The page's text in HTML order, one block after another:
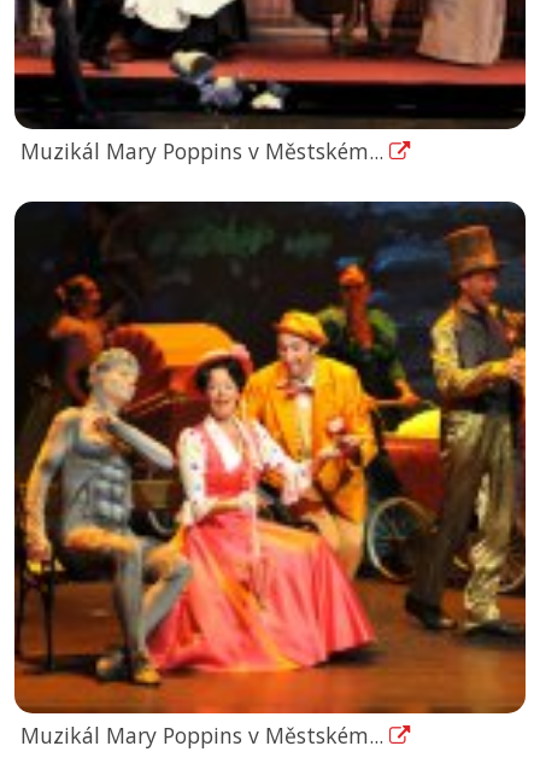
Muzikál Mary Poppins v Městském...
Muzikál Mary Poppins v Městském...